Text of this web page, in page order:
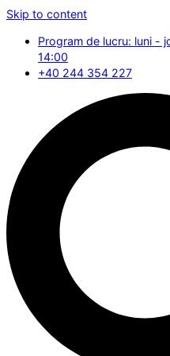
Skip to content
Program de lucru: luni -
14:00
+40 244 354 227